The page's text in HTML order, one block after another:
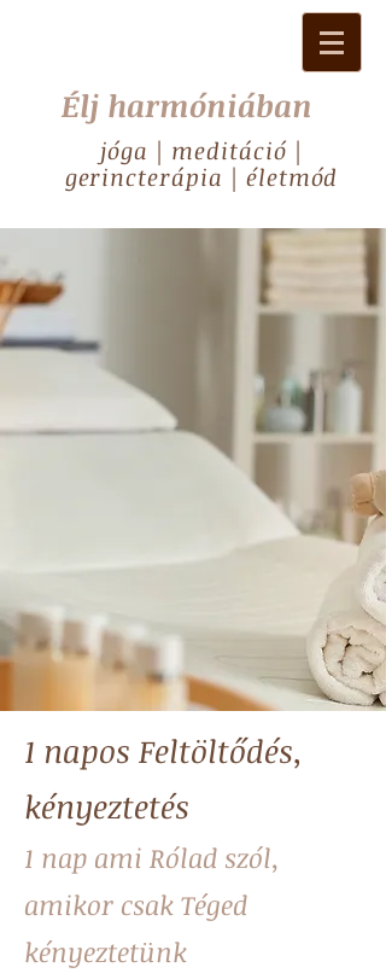
Élj harmóniában
jóga | meditáció |
gerincterápia | életmód
1 napos Feltöltődés,
kényeztetés
1 nap ami Rólad szól,
amikor csak Téged
kényeztetünk